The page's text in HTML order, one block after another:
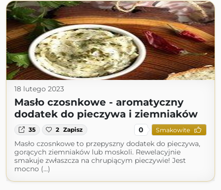
18 lutego 2023
Masło czosnkowe - aromatyczny
dodatek do pieczywa i ziemniaków
35 2 Zapisz 0 Smakowite
Masło czosnkowe to przepyszny dodatek do pieczywa,
gorących ziemniaków lub moskoli. Rewelacyjnie
smakuje zwłaszcza na chrupiącym pieczywie! Jest
mocno (...)